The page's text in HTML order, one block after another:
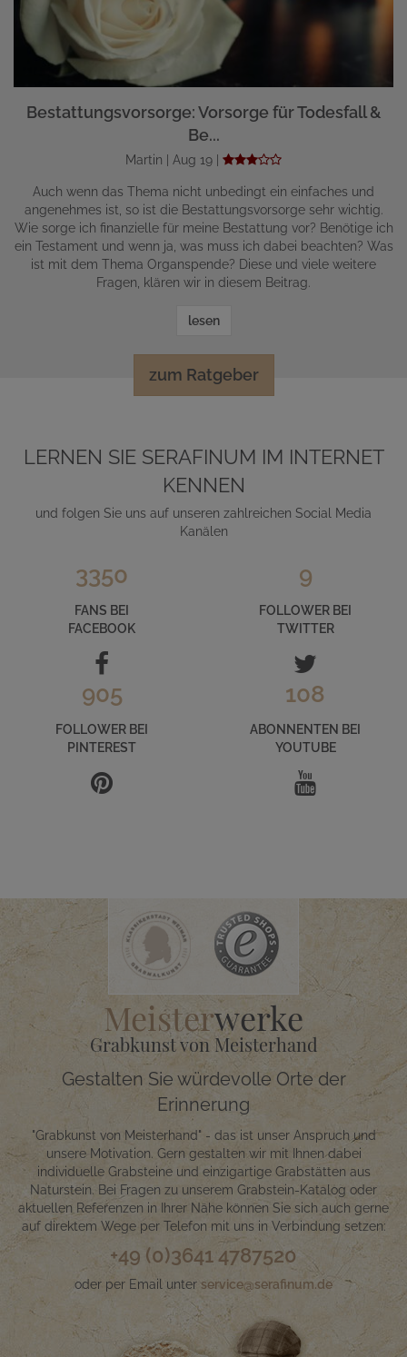
Bestattungsvorsorge: Vorsorge für Todesfall &
Be...
Martin | Aug 19 |
Auch wenn das Thema nicht unbedingt ein einfaches und
angenehmes ist, so ist die Bestattungsvorsorge sehr wichtig.
Wie sorge ich finanzielle für meine Bestattung vor? Benötige ich
ein Testament und wenn ja, was muss ich dabei beachten? Was
ist mit dem Thema Organspende? Diese und viele weitere
Fragen, klären wir in diesem Beitrag.
lesen
zum Ratgeber
LERNEN SIE SERAFINUM IM INTERNET
KENNEN
und folgen Sie uns auf unseren zahlreichen Social Media
Kanälen
3350
FANS BEI
FACEBOOK
9
FOLLOWER BEI
TWITTER
905
FOLLOWER BEI
PINTEREST
108
ABONNENTEN BEI
YOUTUBE
Meisterwerke
Grabkunst von Meisterhand
Gestalten Sie würdevolle Orte der
Erinnerung
"Grabkunst von Meisterhand" - das ist unser Anspruch und
unsere Motivation. Gern gestalten wir mit Ihnen dabei
individuelle Grabsteine und einzigartige Grabstätten aus
Naturstein. Bei Fragen zu unserem Grabstein-Katalog oder
aktuellen Referenzen in Ihrer Nähe können Sie sich auch gerne
auf direktem Wege per Telefon mit uns in Verbindung setzen:
+49 (0)3641 4787520
oder per Email unter service@serafinum.de